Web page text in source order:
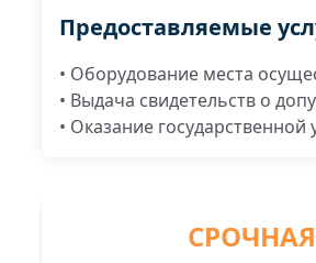
Предоставляемые
• Оборудование места
• Выдача свидетельств о
• Оказание